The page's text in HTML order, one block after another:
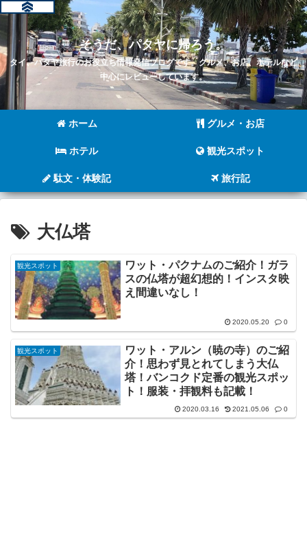
そうだ、パタヤに帰ろう。
タイ、パタヤ旅行のお役立ち情報発信ブログです。グルメ、お店、ホテルなど
中心にレビューしています。
ホーム グルメ・お店
ホテル 観光スポット
駄文・体験記 旅行記
大仏塔
観光スポット
ワット・パクナムのご紹介！ガラ
スの仏塔が超幻想的！インスタ映
え間違いなし！
2020.05.20 0
観光スポット
ワット・アルン（暁の寺）のご紹
介！思わず見とれてしまう大仏
塔！バンコクド定番の観光スポッ
ト！服装・拝観料も記載！
2020.03.16 2021.05.06 0